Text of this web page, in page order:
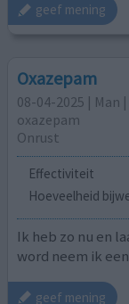
geef mening
Oxazepam
08-04-2025 | Man
oxazepam
Onrust
Effectiviteit
Hoeveelheid
Ik heb zo nu en
word neem ik
geef mening